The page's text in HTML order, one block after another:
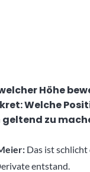
Höhe
Welche
zu
Das ist
entstand.